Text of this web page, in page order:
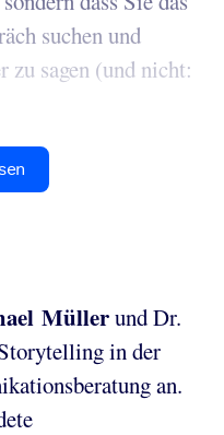
suchen und
zu sagen (und nicht:
Müllerund Dr.
in der
an.